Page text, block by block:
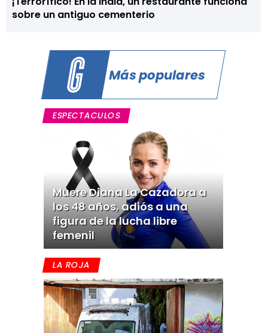
sobre un antiguo cementerio
Más populares
ESPECTACULOS
Muere Diana La Cazadora a
los 48 años, adiós a una
figura de la lucha libre
femenil
LA ROJA